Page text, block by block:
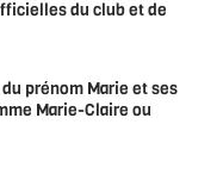
du club et de
prénom Marie et ses
Marie-Claire ou